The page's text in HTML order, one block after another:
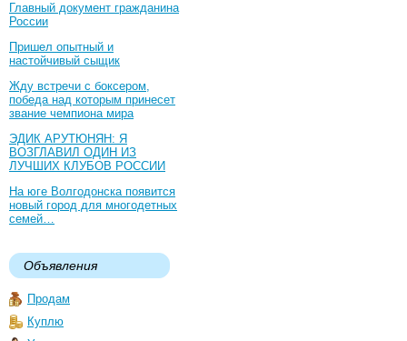
Главный документ гражданина
России
Пришел опытный и
настойчивый сыщик
Жду встречи с боксером,
победа над которым принесет
звание чемпиона мира
ЭДИК АРУТЮНЯН: Я
ВОЗГЛАВИЛ ОДИН ИЗ
ЛУЧШИХ КЛУБОВ РОССИИ
На юге Волгодонска появится
новый город для многодетных
семей…
Объявления
Продам
Куплю